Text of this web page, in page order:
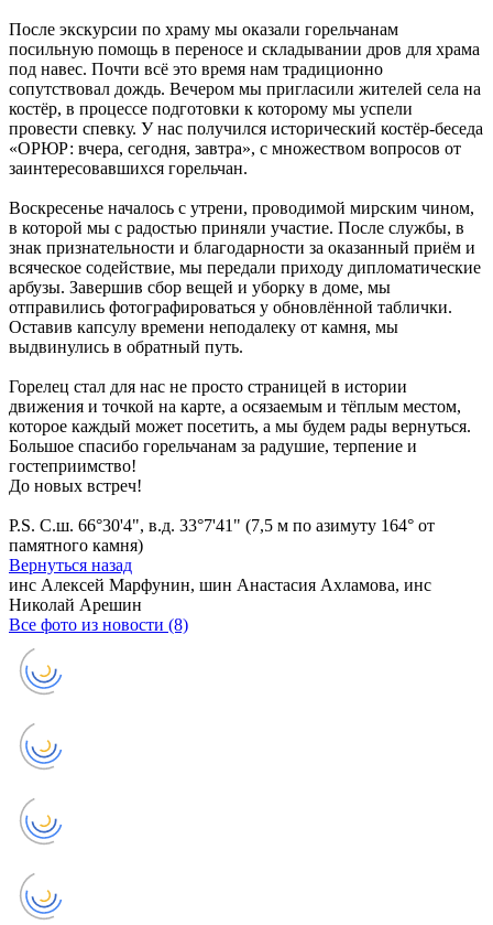
После экскурсии по храму мы оказали горельчанам
посильную помощь в переносе и складывании дров для храма
под навес. Почти всё это время нам традиционно
сопутствовал дождь. Вечером мы пригласили жителей села на
костёр, в процессе подготовки к которому мы успели
провести спевку. У нас получился исторический костёр-беседа
«ОРЮР: вчера, сегодня, завтра», с множеством вопросов от
заинтересовавшихся горельчан.
Воскресенье началось с утрени, проводимой мирским чином,
в которой мы с радостью приняли участие. После службы, в
знак признательности и благодарности за оказанный приём и
всяческое содействие, мы передали приходу дипломатические
арбузы. Завершив сбор вещей и уборку в доме, мы
отправились фотографироваться у обновлённой таблички.
Оставив капсулу времени неподалеку от камня, мы
выдвинулись в обратный путь.
Горелец стал для нас не просто страницей в истории
движения и точкой на карте, а осязаемым и тёплым местом,
которое каждый может посетить, а мы будем рады вернуться.
Большое спасибо горельчанам за радушие, терпение и
гостеприимство!
До новых встреч!
P.S. С.ш. 66°30'4", в.д. 33°7'41" (7,5 м по азимуту 164° от
памятного камня)
Вернуться назад
инс Алексей Марфунин, шин Анастасия Ахламова, инс
Николай Арешин
Все фото из новости (8)